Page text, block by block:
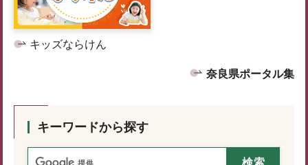
キッズならけん
奈良県ポータル集
キーワードから探す